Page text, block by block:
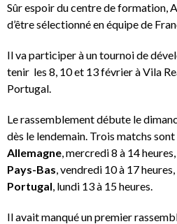
Sûr espoir du centre de formation,
d’être sélectionné en équipe de
Il va participer à un tournoi de
tenir les 8, 10 et 13 février à Vila
Portugal.
Le rassemblement débute le
dès le lendemain. Trois matchs
Allemagne, mercredi 8 à 14 heures,
Pays-Bas, vendredi 10 à 17 heures,
Portugal, lundi 13 à 15 heures.
Il avait manqué un premier